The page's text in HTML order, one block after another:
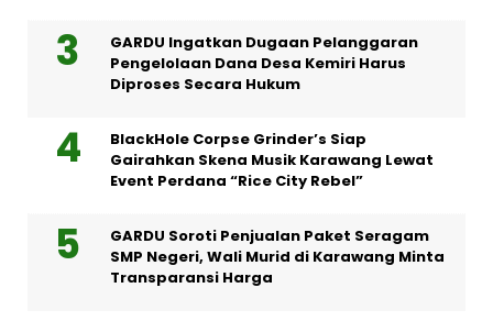
GARDU Ingatkan Dugaan Pelanggaran
Pengelolaan Dana Desa Kemiri Harus
Diproses Secara Hukum
BlackHole Corpse Grinder’s Siap
Gairahkan Skena Musik Karawang Lewat
Event Perdana “Rice City Rebel”
GARDU Soroti Penjualan Paket Seragam
SMP Negeri, Wali Murid di Karawang Minta
Transparansi Harga